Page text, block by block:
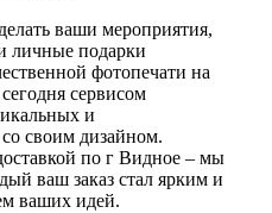
ваши мероприятия,
личные подарки
фотопечати на
сервисом
и
своим дизайном.
по г Видное – мы
ваш заказ стал ярким и
ваших идей.